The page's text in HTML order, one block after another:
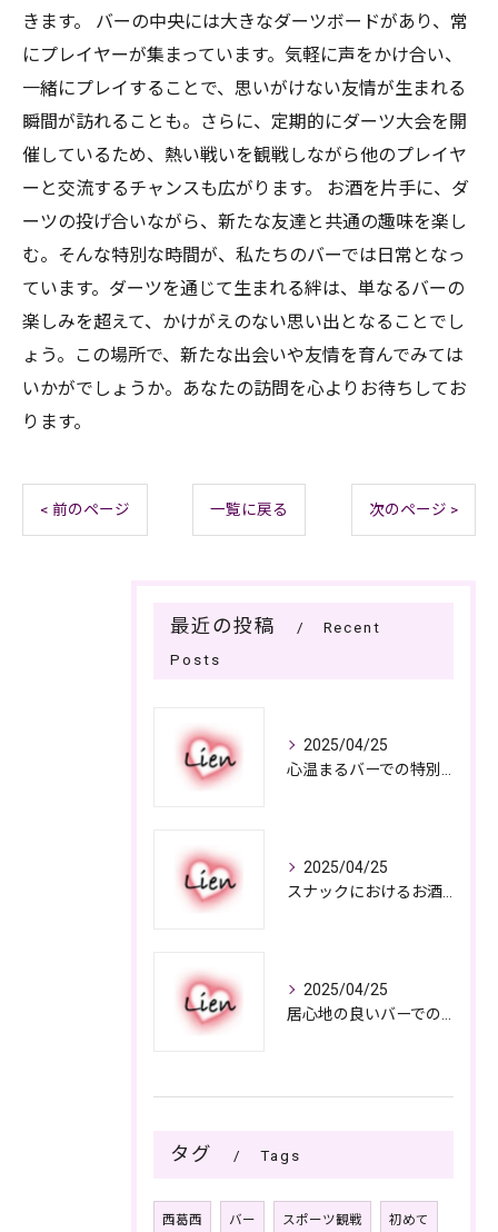
きます。 バーの中央には大きなダーツボードがあり、常
にプレイヤーが集まっています。気軽に声をかけ合い、
一緒にプレイすることで、思いがけない友情が生まれる
瞬間が訪れることも。さらに、定期的にダーツ大会を開
催しているため、熱い戦いを観戦しながら他のプレイヤ
ーと交流するチャンスも広がります。 お酒を片手に、ダ
ーツの投げ合いながら、新たな友達と共通の趣味を楽し
む。そんな特別な時間が、私たちのバーでは日常となっ
ています。ダーツを通じて生まれる絆は、単なるバーの
楽しみを超えて、かけがえのない思い出となることでし
ょう。この場所で、新たな出会いや友情を育んでみては
いかがでしょうか。あなたの訪問を心よりお待ちしてお
ります。
< 前のページ 一覧に戻る 次のページ >
最近の投稿
Recent
Posts
2025/04/25
2025/04/25
2025/04/25
タグ Tags
西葛西 バー スポーツ観戦 初めて